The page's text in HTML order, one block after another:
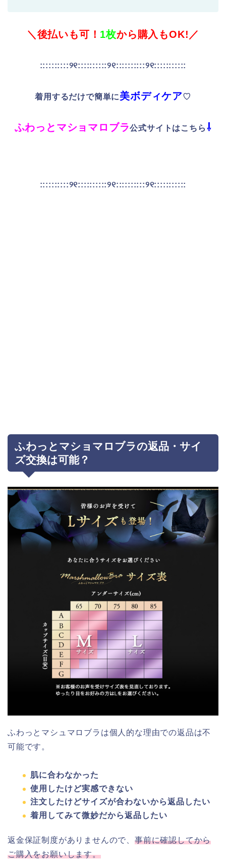
＼後払いも可！ 1枚から購入もOK!／
::::::::::୨୧::::::::::୨୧::::::::::୨୧:::::::::::
着用するだけで簡単に美ボディケア♡
ふわっとマショマロブラ公式サイトはこちら ⇩
::::::::::୨୧::::::::::୨୧::::::::::୨୧:::::::::::
ふわっとマショマロブラの返品・サイ
ズ交換は可能？
ふわっとマシュマロブラは個人的な理由での返品は不
可能です。
肌に合わなかった
使用したけど実感できない
注文したけどサイズが合わないから返品したい
着用してみて微妙だから返品したい
返金保証制度がありませんので、事前に確認してから
ご購入をお願いします。